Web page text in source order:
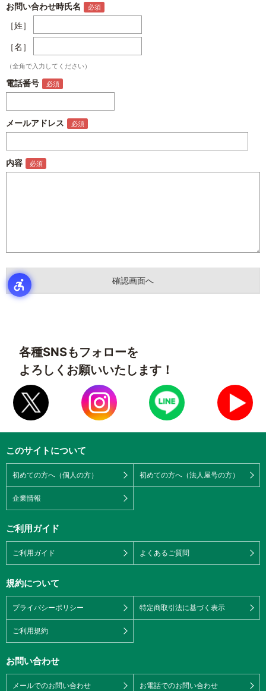
お問い合わせ時氏名
［姓］
［名］
（全角で入力してください）
電話番号
メールアドレス
内容
各種SNSもフォローを
よろしくお願いいたします！
このサイトについて
初めての方へ（個人の方） 初めての方へ（法人屋号の方）
企業情報
ご利用ガイド
ご利用ガイド よくあるご質問
規約について
プライバシーポリシー 特定商取引法に基づく表示
ご利用規約
お問い合わせ
メールでのお問い合わせ お電話でのお問い合わせ